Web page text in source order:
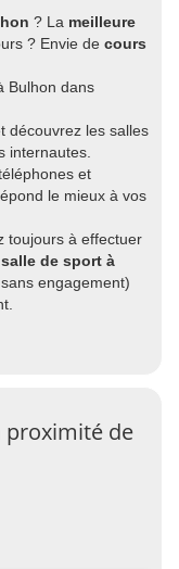
? La meilleure
? Envie de cours
Bulhon dans
découvrez les salles
internautes.
et
le mieux à vos
toujours à effectuer
de sport à
engagement)
proximité de